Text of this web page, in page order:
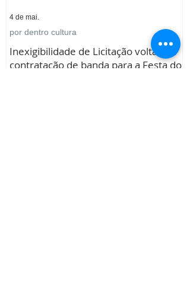
Inexigibilidade de Licitação voltada a
contratação de banda para a Festa do
por dentro cultura
4 de mai.